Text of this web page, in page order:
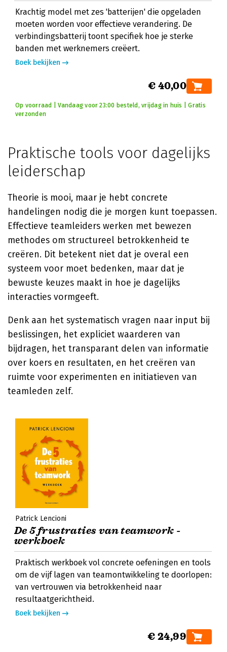
Krachtig model met zes 'batterijen' die opgeladen
moeten worden voor effectieve verandering. De
verbindingsbatterij toont specifiek hoe je sterke
banden met werknemers creëert.
Boek bekijken
€ 40,00
Op voorraad | Vandaag voor 23:00 besteld, vrijdag in huis | Gratis
verzonden
Praktische tools voor dagelijks
leiderschap
Theorie is mooi, maar je hebt concrete
handelingen nodig die je morgen kunt toepassen.
Effectieve teamleiders werken met bewezen
methodes om structureel betrokkenheid te
creëren. Dit betekent niet dat je overal een
systeem voor moet bedenken, maar dat je
bewuste keuzes maakt in hoe je dagelijks
interacties vormgeeft.
Denk aan het systematisch vragen naar input bij
beslissingen, het expliciet waarderen van
bijdragen, het transparant delen van informatie
over koers en resultaten, en het creëren van
ruimte voor experimenten en initiatieven van
teamleden zelf.
Patrick Lencioni
De 5 frustraties van teamwork -
werkboek
Praktisch werkboek vol concrete oefeningen en tools
om de vijf lagen van teamontwikkeling te doorlopen:
van vertrouwen via betrokkenheid naar
resultaatgerichtheid.
Boek bekijken
€ 24,99